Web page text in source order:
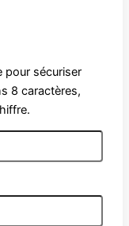
pour sécuriser
8 caractères,